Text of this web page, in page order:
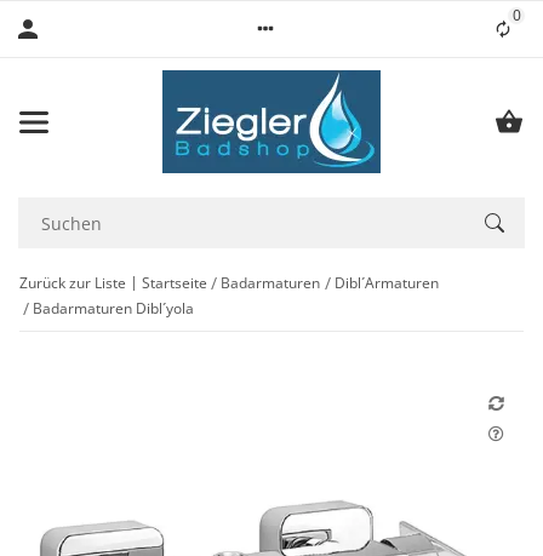
0
Zurück zur Liste Startseite Badarmaturen
Dibl´Armaturen
Badarmaturen Dibl´yola